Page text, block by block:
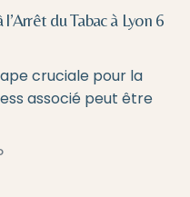
du Tabac à Lyon 6
cruciale pour la
associé peut être